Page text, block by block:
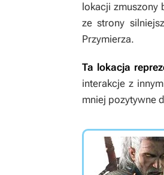
lokacji zmuszony
ze strony
Przymierza.
Ta lokacja
interakcje z
mniej pozytywne